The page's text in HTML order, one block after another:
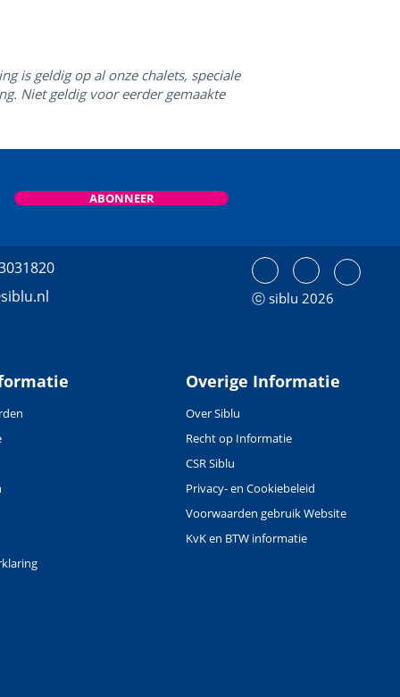
is geldig op al onze chalets, speciale
Niet geldig voor eerder gemaakte
ABONNEER
ⓒ siblu 2026
Overige Informatie
Over Siblu
Recht op Informatie
CSR Siblu
Privacy- en Cookiebeleid
Voorwaarden gebruik Website
KvK en BTW informatie